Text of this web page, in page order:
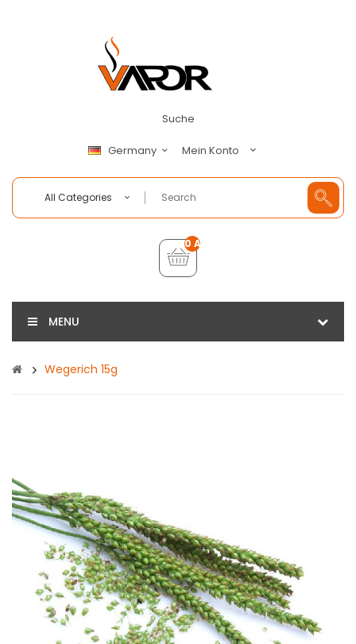
Suche
Germany Mein Konto
All Categories
0 Artikel - €0,00
MENU
Wegerich 15g